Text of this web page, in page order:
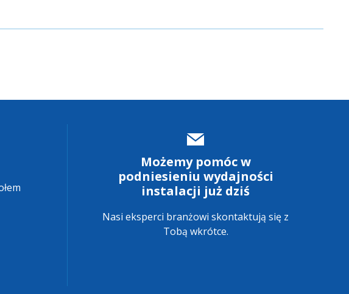
Możemy pomóc w
podniesieniu wydajności
instalacji już dziś
Nasi eksperci branżowi skontaktują się z
Tobą wkrótce.